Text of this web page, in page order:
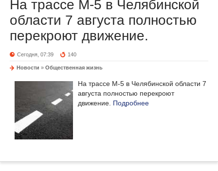
На трассе М-5 в Челябинской
области 7 августа полностью
перекроют движение.
Сегодня, 07:39 140
Новости » Общественная жизнь
На трассе М-5 в Челябинской области 7
августа полностью перекроют
движение. Подробнее